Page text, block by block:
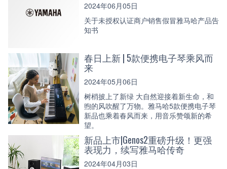
2024年06月05日
关于未授权认证商户销售假冒雅马哈产品告
知书
春日上新 | 5款便携电子琴乘风而
来
2024年05月06日
树梢披上了新绿 大自然迎接着新生命，和
煦的风吹醒了万物。雅马哈5款便携电子琴
新品也乘着春风而来，用音乐赞颂新的希
望。
新品上市|Genos2重磅升级！更强
表现力，续写雅马哈传奇
2024年04月03日